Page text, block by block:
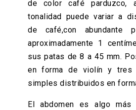
de color café parduzco,
tonalidad puede variar a
de café,con abundante
aproximadamente 1
sus patas de 8 a 45 mm.
en forma de violín y tres
simples distribuidos en
El abdomen es algo